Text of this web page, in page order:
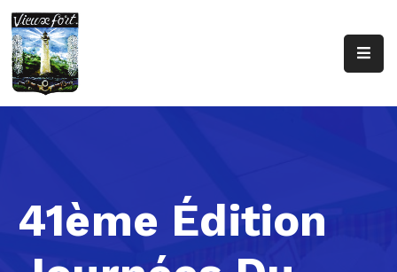
Accueil
Caisse
Des
Écoles
41ème Édition